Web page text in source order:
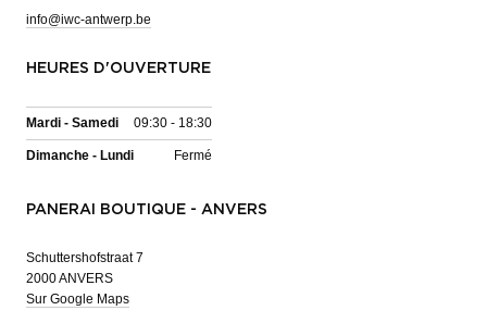
info@iwc-antwerp.be
HEURES D'OUVERTURE
Mardi - Samedi 09:30 - 18:30
Dimanche - Lundi Fermé
PANERAI BOUTIQUE - ANVERS
Schuttershofstraat 7
2000 ANVERS
Sur Google Maps